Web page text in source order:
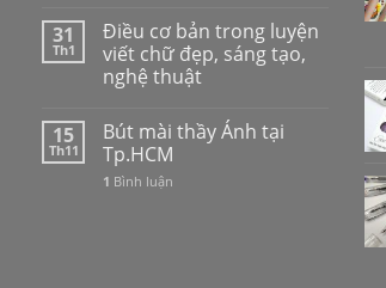
31
Th1
Điều cơ bản trong luyện
viết chữ đẹp, sáng tạo,
nghệ thuật
15
Th11
Bút mài thầy Ánh tại
Tp.HCM
1 Bình luận